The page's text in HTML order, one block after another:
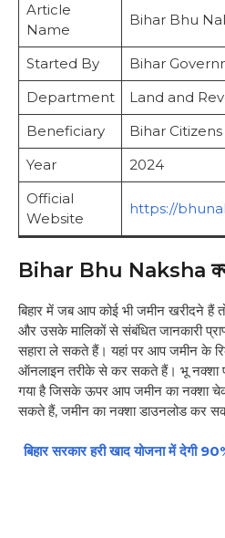
Article
Name
Bihar Bhu
Started By
Bihar
Department
Land and
Beneficiary
Bihar Citizens
Year
2024
Official
Website
https://
Bihar Bhu Naksha
बिहार में जब आप कोई भी जमीन खरीदने
और उसके मालिकों से संबंधित जानकारी
सहारा ले सकते हैं। यहां पर आप जमीन के
ऑनलाइन तरीके से कर सकते हैं। भू नक्शा
गया है जिसके ऊपर आप जमीन का नक्शा
सकते हैं, जमीन का नक्शा डाउनलोड कर
बिहार सरकार हरी खाद योजना में देगी